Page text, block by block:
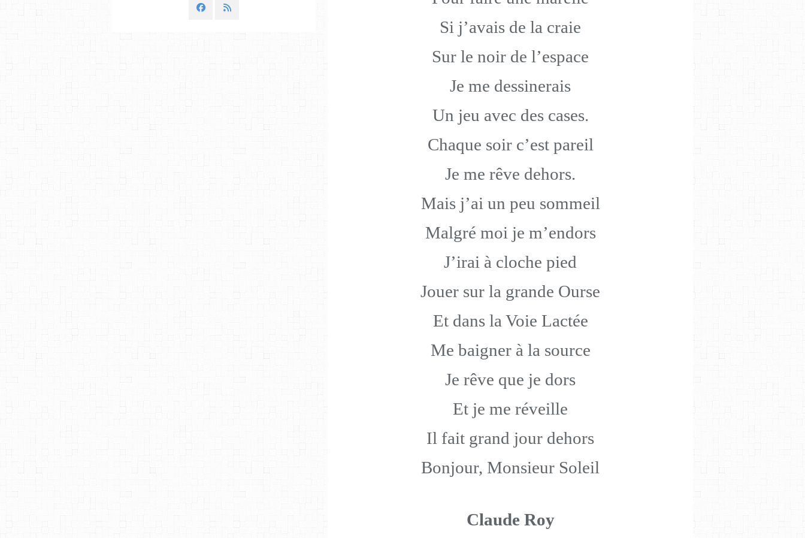
Si j’avais de la craie
Sur le noir de l’espace
Je me dessinerais
Un jeu avec des cases.
Chaque soir c’est pareil
Je me rêve dehors.
Mais j’ai un peu sommeil
Malgré moi je m’endors
J’irai à cloche pied
Jouer sur la grande Ourse
Et dans la Voie Lactée
Me baigner à la source
Je rêve que je dors
Et je me réveille
Il fait grand jour dehors
Bonjour, Monsieur Soleil
Claude Roy